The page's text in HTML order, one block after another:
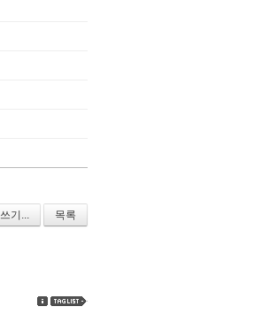
쓰기... 목록